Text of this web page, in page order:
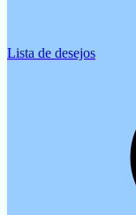
Lista de desejos